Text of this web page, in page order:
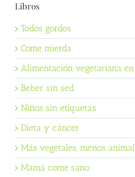
Libros
Todos gordos
Come mierda
Alimentación vegetariana
Beber sin sed
Niños sin etiquetas
Dieta y cáncer
Más vegetales, menos
Mamá come sano